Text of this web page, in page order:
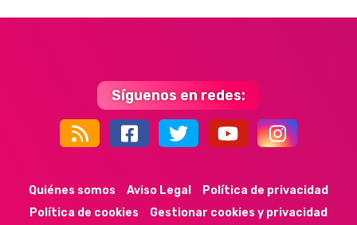
Síguenos en redes:
Quiénes somos Aviso Legal
Política de privacidad
Política de cookies
Gestionar cookies y privacidad